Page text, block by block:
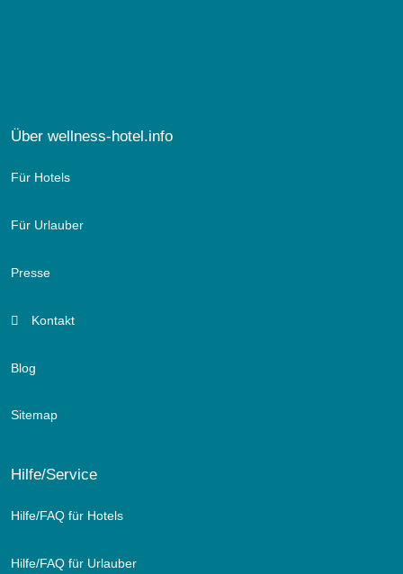
Über wellness-hotel.info
Für Hotels
Für Urlauber
Presse
Kontakt
Blog
Sitemap
Hilfe/Service
Hilfe/FAQ für Hotels
Hilfe/FAQ für Urlauber